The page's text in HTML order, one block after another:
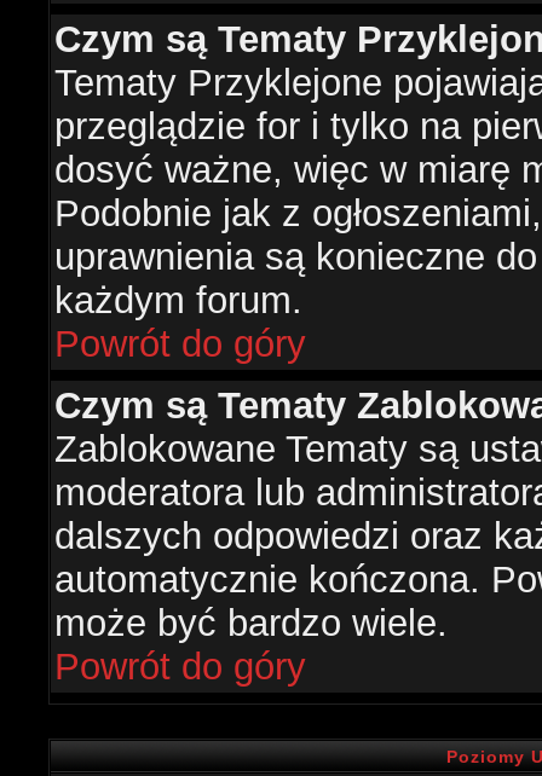
Czym są Tematy
Tematy Przyklejone
przeglądzie for i tylko na
dosyć ważne, więc w miarę
Podobnie jak z
uprawnienia są konieczne
każdym forum.
Powrót do góry
Czym są Tematy
Zablokowane Tematy są
moderatora lub
dalszych odpowiedzi oraz
automatycznie kończona.
może być bardzo wiele.
Powrót do góry
Poziomy